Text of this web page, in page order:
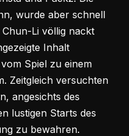
wurde aber schnell
Li völlig nackt
Inhalt
Spiel zu einem
Zeitgleich versuchten
angesichts des
lustigen Starts des
zu bewahren.